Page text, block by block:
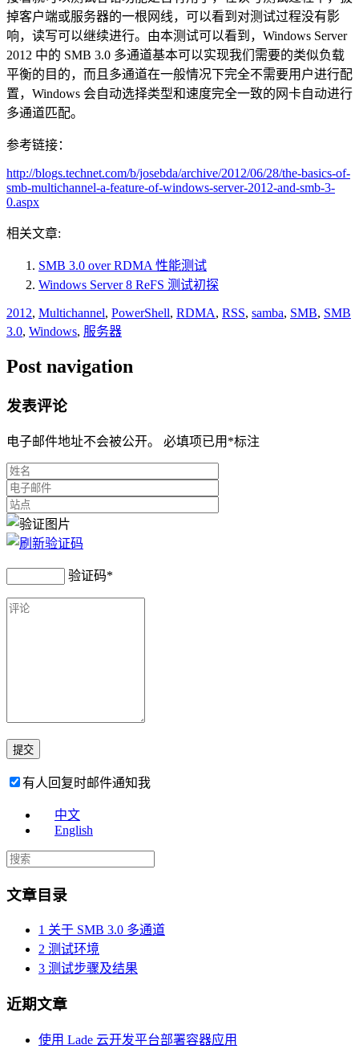
掉客户端或服务器的一根网线，可以看到对测试过程没有影
响，读写可以继续进行。由本测试可以看到，Windows Server
2012 中的 SMB 3.0 多通道基本可以实现我们需要的类似负载
平衡的目的，而且多通道在一般情况下完全不需要用户进行配
置，Windows 会自动选择类型和速度完全一致的网卡自动进行
多通道匹配。
参考链接：
http://blogs.technet.com/b/josebda/archive/2012/06/28/the-basics-of-
smb-multichannel-a-feature-of-windows-server-2012-and-smb-3-
0.aspx
相关文章:
SMB 3.0 over RDMA 性能测试
Windows Server 8 ReFS 测试初探
2012, Multichannel, PowerShell, RDMA, RSS, samba, SMB, SMB
3.0, Windows, 服务器
Post navigation
发表评论
电子邮件地址不会被公开。 必填项已用 *标注
验证码*
有人回复时邮件通知我
中文
English
文章目录
1 关于 SMB 3.0 多通道
2 测试环境
3 测试步骤及结果
近期文章
使用 Lade 云开发平台部署容器应用